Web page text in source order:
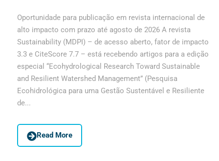
Oportunidade para publicação em revista internacional de
alto impacto com prazo até agosto de 2026 A revista
Sustainability (MDPI) – de acesso aberto, fator de impacto
3.3 e CiteScore 7.7 – está recebendo artigos para a edição
especial “Ecohydrological Research Toward Sustainable
and Resilient Watershed Management” (Pesquisa
Ecohidrológica para uma Gestão Sustentável e Resiliente
de...
Read More